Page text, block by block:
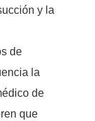
y la
de
la
de
que